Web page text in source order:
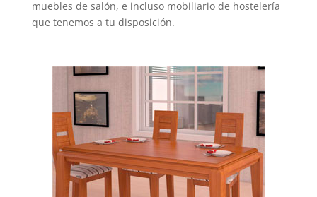
muebles de salón, e incluso mobiliario de hostelería
que tenemos a tu disposición.